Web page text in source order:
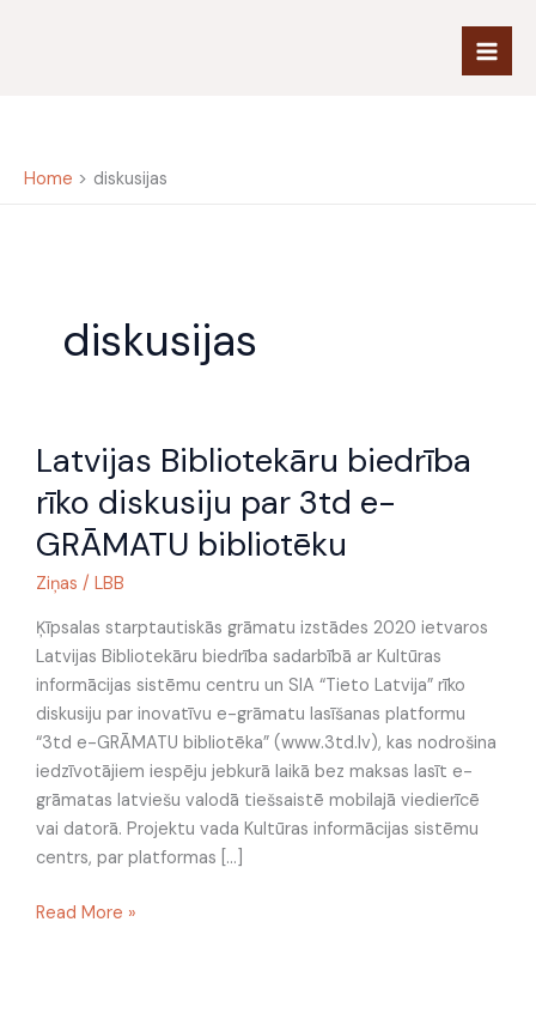
Home diskusijas
diskusijas
Latvijas Bibliotekāru biedrība
rīko diskusiju par 3td e-
GRĀMATU bibliotēku
Ziņas / LBB
Ķīpsalas starptautiskās grāmatu izstādes 2020 ietvaros
Latvijas Bibliotekāru biedrība sadarbībā ar Kultūras
informācijas sistēmu centru un SIA “Tieto Latvija” rīko
diskusiju par inovatīvu e-grāmatu lasīšanas platformu
“3td e-GRĀMATU bibliotēka” (www.3td.lv), kas nodrošina
iedzīvotājiem iespēju jebkurā laikā bez maksas lasīt e-
grāmatas latviešu valodā tiešsaistē mobilajā viedierīcē
vai datorā. Projektu vada Kultūras informācijas sistēmu
centrs, par platformas […]
Bibliotekāru
rīko
diskusiju
3td
e-
GRĀMATU
bibliotēku
Read More »